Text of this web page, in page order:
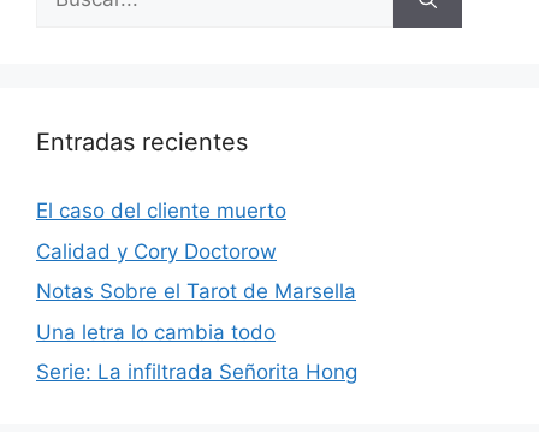
Entradas recientes
El caso del cliente muerto
Calidad y Cory Doctorow
Notas Sobre el Tarot de Marsella
Una letra lo cambia todo
Serie: La infiltrada Señorita Hong